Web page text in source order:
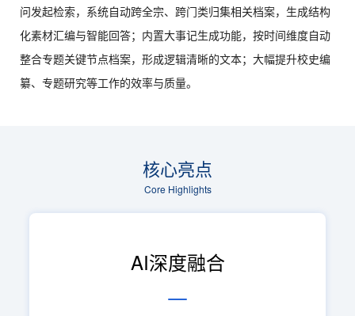
问发起检索，系统自动跨全宗、跨门类归集相关档案，生成结构
化素材汇编与智能回答；内置大事记生成功能，按时间维度自动
整合专题关键节点档案，形成逻辑清晰的文本；大幅提升校史编
纂、专题研究等工作的效率与质量。
核心亮点
Core Highlights
AI深度融合